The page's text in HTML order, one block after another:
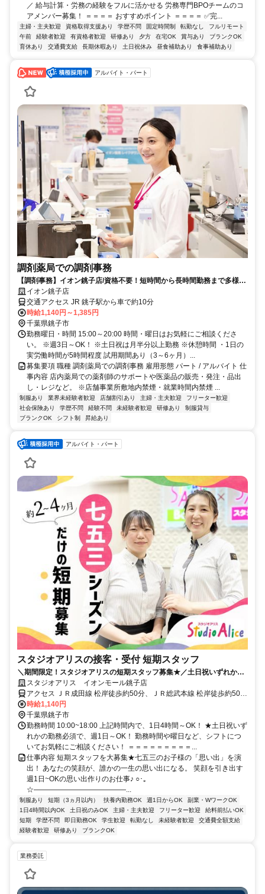
／ 給与計算・労務の経験をフルに活かせる 労務専門BPOチームのコ
アメンバー募集！ ＝＝＝＝ おすすめポイント ＝＝＝＝ ✅完...
主婦・主夫歓迎 資格取得支援あり 学歴不問 固定時間制 転勤なし
フルリモート
午前
経験者歓迎 有資格者歓迎 研修あり 夕方 在宅OK 賞与あり
ブランクOK
育休あり
交通費支給 長期休暇あり 土日祝休み 昼食補助あり 食事補助あり
アルバイト・パート
調剤薬局での調剤事務
【調剤事務】イオン銚子店/資格不要！短時間から長時間勤務まで多様な
働き方をご用意♪
イオン銚子店
交通アクセス JR 銚子駅から車で約10分
時給1,140円～1,385円
千葉県銚子市
勤務曜日・時間 15:00～20:00 時間・曜日はお気軽にご相談くださ
い。 ※週3日～OK！ ※土日祝は月半分以上勤務 ※休憩時間 ・1日の
実労働時間が5時間程度 試用期間あり（3～6ヶ月）...
募集要項 職種 調剤薬局での調剤事務 雇用形態 パート / アルバイト 仕
事内容 店内薬局での薬剤師のサポートや医薬品の販売・発注・品出
し・レジなど。 ※店舗事業所敷地内禁煙・就業時間内禁煙 ...
制服あり 業界未経験者歓迎 店舗割引あり 主婦・主夫歓迎
フリーター歓迎
社会保険あり
学歴不問 経験不問 未経験者歓迎 研修あり
制服貸与
ブランクOK
シフト制 昇給あり
アルバイト・パート
スタジオアリスの接客・受付 短期スタッフ
＼期間限定！スタジオアリスの短期スタッフ募集★／土日祝いずれかの
勤務必須で週1日、1日4h～OK！
スタジオアリス イオンモール銚子店
アクセス ＪＲ成田線 松岸徒歩約50分、ＪＲ総武本線 松岸徒歩約50
分、ＪＲ成田線 銚子徒歩約56分 JR総武本線 銚子駅よりバス10分
時給1,140円
千葉県銚子市
勤務時間 10:00~18:00 上記時間内で、1日4時間～OK！ ★土日祝いず
れかの勤務必須で、週1日～OK！ 勤務時間や曜日など、シフトにつ
いてお気軽にご相談ください！ ＝＝＝＝＝＝＝＝＝...
仕事内容 短期スタッフを大募集★七五三のお子様の「思い出」を演
出！ あなたの笑顔が、誰かの一生の思い出になる。 笑顔を引き出す
週1日~OKの思い出作りのお仕事♪ ○･｡
☆―――――――――――――...
制服あり 短期（3ヵ月以内） 扶養内勤務OK 週1日からOK
副業・WワークOK
1日4時間以内OK
土日祝のみOK 主婦・主夫歓迎 フリーター歓迎
給料前払いOK
短期
学歴不問 即日勤務OK 学生歓迎 転勤なし 未経験者歓迎
交通費全額支給
経験者歓迎
研修あり ブランクOK
業務委託